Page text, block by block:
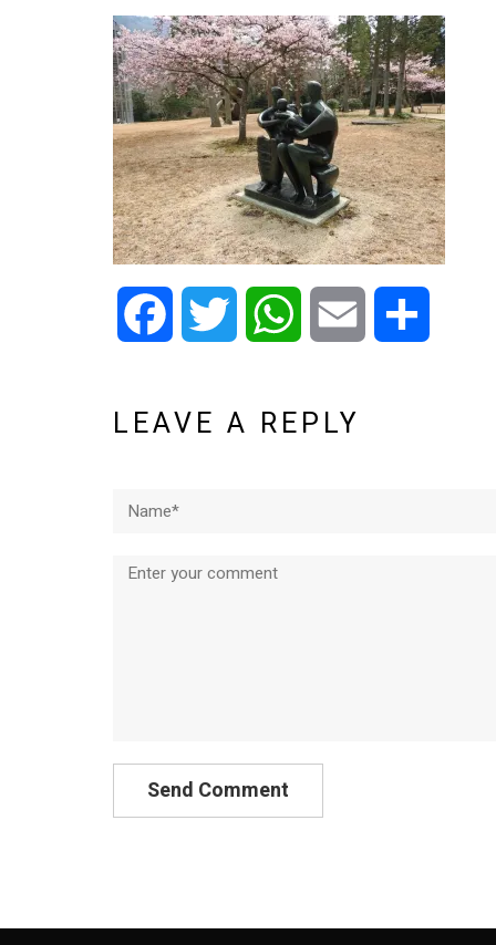
Facebook Twitter WhatsApp Email
LEAVE A REPLY
Comment